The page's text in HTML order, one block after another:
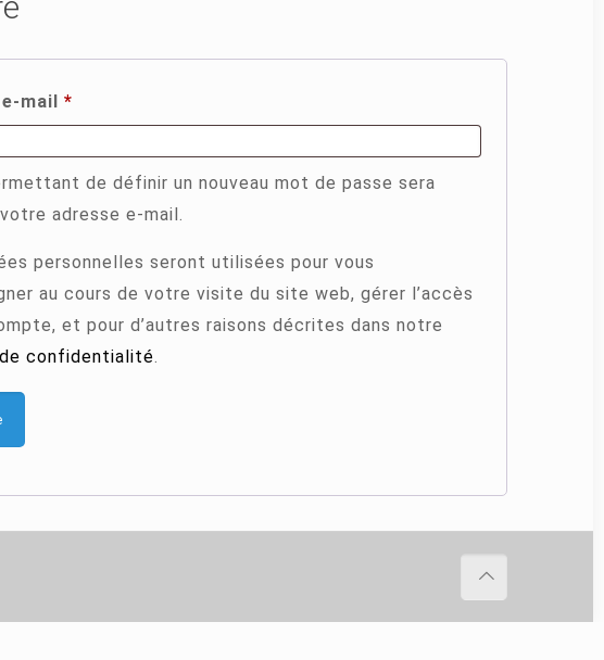
mail *Obligatoire
de définir un nouveau mot de passe sera
adresse e-mail.
personnelles seront utilisées pour vous
au cours de votre visite du site web, gérer l’accès
et pour d’autres raisons décrites dans notre
confidentialité.